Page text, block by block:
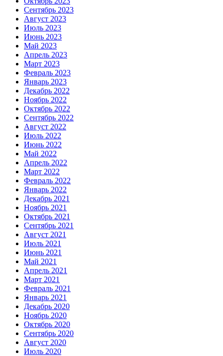
Сентябрь 2023
Август 2023
Июль 2023
Июнь 2023
Май 2023
Апрель 2023
Март 2023
Февраль 2023
Январь 2023
Декабрь 2022
Ноябрь 2022
Октябрь 2022
Сентябрь 2022
Август 2022
Июль 2022
Июнь 2022
Май 2022
Апрель 2022
Март 2022
Февраль 2022
Январь 2022
Декабрь 2021
Ноябрь 2021
Октябрь 2021
Сентябрь 2021
Август 2021
Июль 2021
Июнь 2021
Май 2021
Апрель 2021
Март 2021
Февраль 2021
Январь 2021
Декабрь 2020
Ноябрь 2020
Октябрь 2020
Сентябрь 2020
Август 2020
Июль 2020